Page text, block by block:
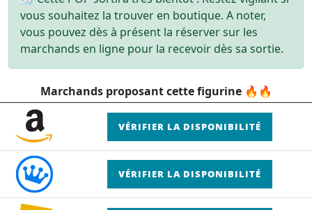
vous souhaitez la trouver en boutique. A noter,
vous pouvez dès à présent la réserver sur les
marchands en ligne pour la recevoir dès sa sortie.
Marchands proposant cette figurine 🔥🔥
VÉRIFIER LA DISPONIBILITÉ
VÉRIFIER LA DISPONIBILITÉ